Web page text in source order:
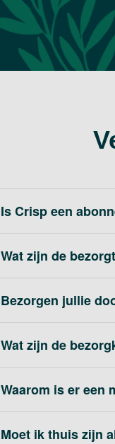
Is Crisp een
Wat zijn de
Bezorgen jullie
Wat zijn de
Waarom is er een
Moet ik thuis zijn